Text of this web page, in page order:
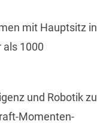
mit Hauptsitz in
1000
und Robotik zu
Momenten-